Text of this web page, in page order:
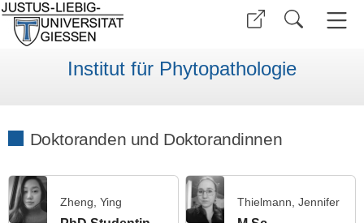
Institut für Phytopathologie
Doktoranden und Doktorandinnen
Zheng, Ying Thielmann, Jennifer